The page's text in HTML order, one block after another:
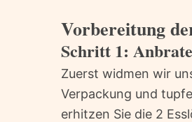
Vorbereitung
Schritt 1:
Zuerst widmen wir
Verpackung und
erhitzen Sie die 2